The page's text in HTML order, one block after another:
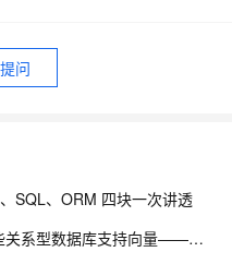
问
SQL、ORM 四块一次讲透
分布式数据库支持向量检索吗？哪些关系型数据库支持向量——阿里云 PolarDB-X 海量分布式承载能力解析